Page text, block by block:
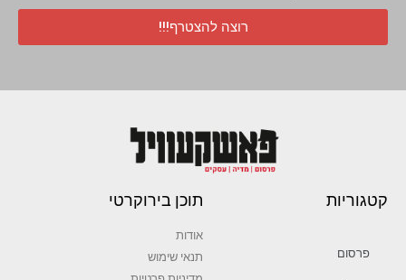
רוצה להצטרף!!!
קטגוריות
פרסום
תוכן בירוקרטי
אודות
תנאי שימוש